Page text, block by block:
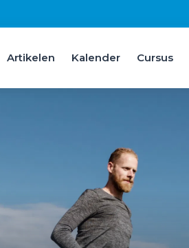
Artikelen Kalender Cursus